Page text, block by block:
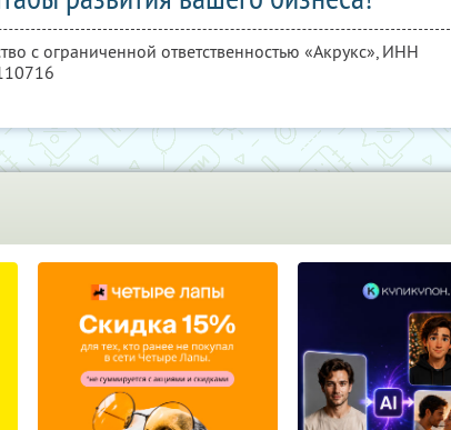
с ограниченной ответственностью «Акрукс», ИНН